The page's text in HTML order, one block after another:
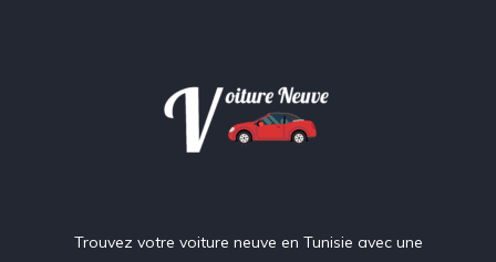
Trouvez votre voiture neuve en Tunisie avec une